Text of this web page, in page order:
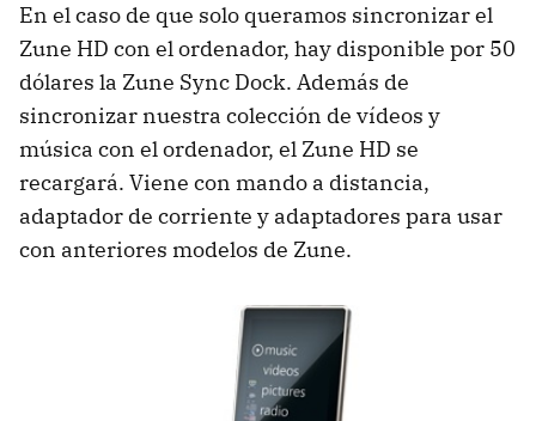
En el caso de que solo queramos sincronizar el
Zune HD con el ordenador, hay disponible por 50
dólares la Zune Sync Dock. Además de
sincronizar nuestra colección de vídeos y
música con el ordenador, el Zune HD se
recargará. Viene con mando a distancia,
adaptador de corriente y adaptadores para usar
con anteriores modelos de Zune.